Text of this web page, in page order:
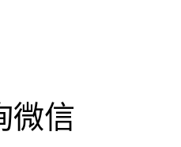
微信